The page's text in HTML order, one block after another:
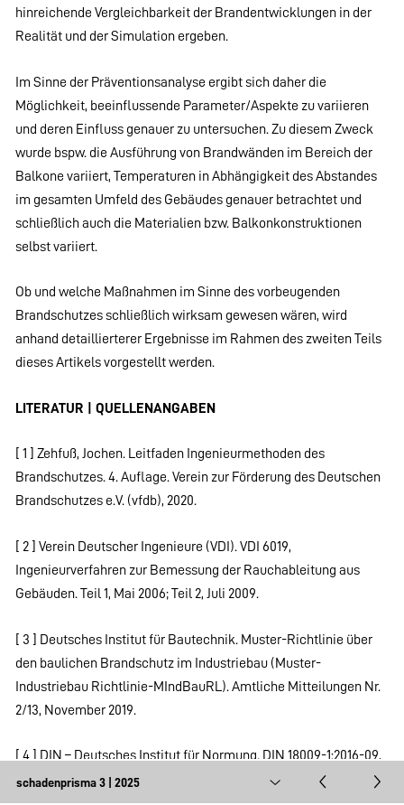
hinreichende Vergleichbarkeit der Brandentwicklungen in der
Realität und der Simulation ergeben.
Im Sinne der Präventionsanalyse ergibt sich daher die
Möglichkeit, beeinflussende Parameter/Aspekte zu variieren
und deren Einfluss genauer zu untersuchen. Zu diesem Zweck
wurde bspw. die Ausführung von Brandwänden im Bereich der
Balkone variiert, Temperaturen in Abhängigkeit des Abstandes
im gesamten Umfeld des Gebäudes genauer betrachtet und
schließlich auch die Materialien bzw. Balkonkonstruktionen
selbst variiert.
Ob und welche Maßnahmen im Sinne des vorbeugenden
Brandschutzes schließlich wirksam gewesen wären, wird
anhand detaillierterer Ergebnisse im Rahmen des zweiten Teils
dieses Artikels vorgestellt werden.
LITERATUR | QUELLENANGABEN
[ 1 ] Zehfuß, Jochen. Leitfaden Ingenieurmethoden des
Brandschutzes. 4. Auflage. Verein zur Förderung des Deutschen
Brandschutzes e.V. (vfdb), 2020.
[ 2 ] Verein Deutscher Ingenieure (VDI). VDI 6019,
Ingenieurverfahren zur Bemessung der Rauchableitung aus
Gebäuden. Teil 1, Mai 2006; Teil 2, Juli 2009.
[ 3 ] Deutsches Institut für Bautechnik. Muster-Richtlinie über
den baulichen Brandschutz im Industriebau (Muster-
Industriebau Richtlinie-MIndBauRL). Amtliche Mitteilungen Nr.
2/13, November 2019.
[ 4 ] DIN – Deutsches Institut für Normung. DIN 18009-1:2016-09,
Brandschutzingenieurwesen – Teil 1: Grundsätze und Regeln für
die Anwendung. Beuth Verlag, 2016.